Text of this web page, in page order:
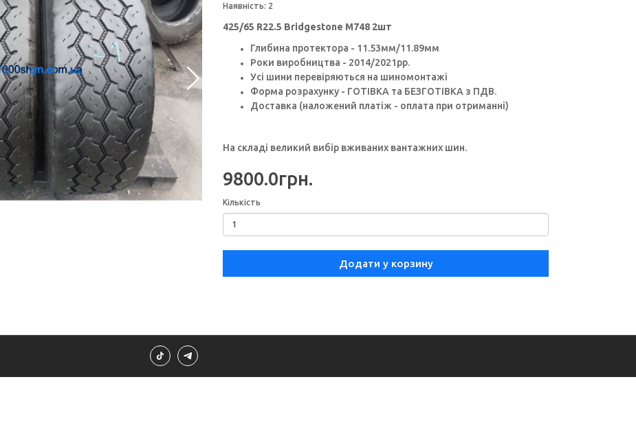
Наявність: 2
425/65 R22.5 Bridgestone M748 2шт
Глибина протектора - 11.53мм/11.89мм
Роки виробництва - 2014/2021pp.
Усі шини перевіряються на шиномонтажі
Форма розрахунку - ГОТІВКА та БЕЗГОТІВКА з ПДВ.
Доставка (наложений платіж - оплата при отриманні)
На складі великий вибір вживаних вантажних шин.
9800.0грн.
Кількість
Додати у корзину